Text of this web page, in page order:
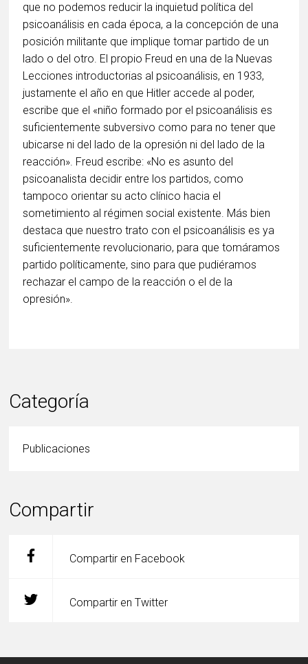
que no podemos reducir la inquietud política del
psicoanálisis en cada época, a la concepción de una
posición militante que implique tomar partido de un
lado o del otro. El propio Freud en una de la Nuevas
Lecciones introductorias al psicoanálisis, en 1933,
justamente el año en que Hitler accede al poder,
escribe que el «niño formado por el psicoanálisis es
suficientemente subversivo como para no tener que
ubicarse ni del lado de la opresión ni del lado de la
reacción». Freud escribe: «No es asunto del
psicoanalista decidir entre los partidos, como
tampoco orientar su acto clínico hacia el
sometimiento al régimen social existente. Más bien
destaca que nuestro trato con el psicoanálisis es ya
suficientemente revolucionario, para que tomáramos
partido políticamente, sino para que pudiéramos
rechazar el campo de la reacción o el de la
opresión».
Categoría
Publicaciones
Compartir
Compartir en Facebook
Compartir en Twitter